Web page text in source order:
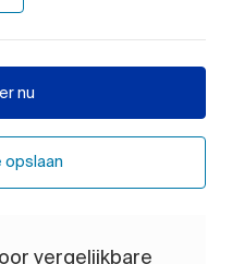
nu
opslaan
vergelijkbare